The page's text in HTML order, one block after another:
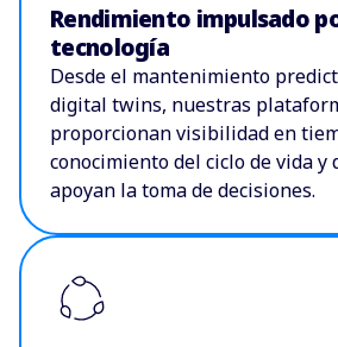
Rendimiento impulsado
tecnología
Desde el mantenimiento
digital twins, nuestras
proporcionan visibilidad en
conocimiento del ciclo de vida y
apoyan la toma de decisiones.